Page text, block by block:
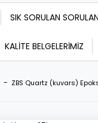
SIK SORULAN
KALİTE BELGELERİMİZ
ZBS Quartz (kuvars)